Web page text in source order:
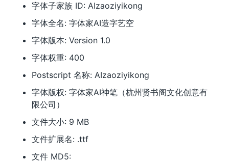
字体子家族 ID: AIzaoziyikong
字体全名: 字体家AI造字艺空
字体版本: Version 1.0
字体权重: 400
Postscript 名称: AIzaoziyikong
字体版权: 字体家AI神笔（杭州贤书阁文化创意有
限公司）
文件大小: 9 MB
文件扩展名: .ttf
文件 MD5: